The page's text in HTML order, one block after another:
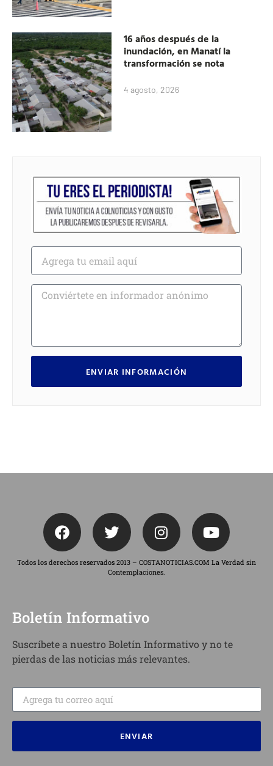
16 años después de la
inundación, en Manatí la
transformación se nota
4 agosto, 2026
ENVIAR INFORMACIÓN
Todos los derechos reservados 2013 – COSTANOTICIAS.COM La Verdad sin
Contemplaciones.
Boletín Informativo
Suscríbete a nuestro Boletín Informativo y no te
pierdas de las noticias más relevantes.
ENVIAR